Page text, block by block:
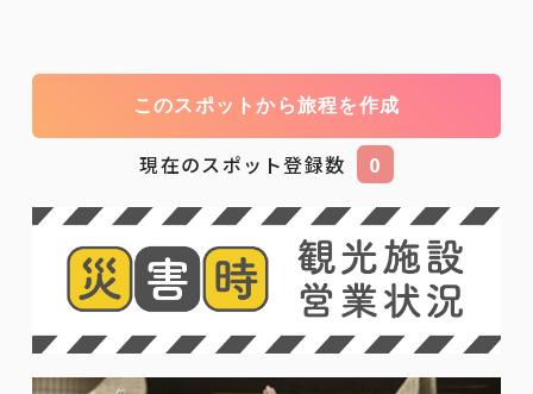
このスポットから旅程を作成
現在のスポット登録数 0